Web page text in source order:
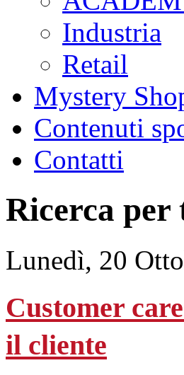
Industria
Retail
Mystery
Contenuti
Contatti
Ricerca per
Lunedì, 20
Customer
il cliente